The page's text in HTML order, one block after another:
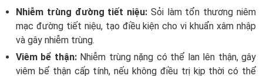
Nhiễm trùng đường tiết niệu: Sỏi làm tổn thương niêm
mạc đường tiết niệu, tạo điều kiện cho vi khuẩn xâm nhập
và gây nhiễm trùng.
Viêm bể thận:Nhiễm trùng nặng có thể lan lên thận, gây
viêm bể thận cấp tính, nếu không điều trị kịp thời có thể